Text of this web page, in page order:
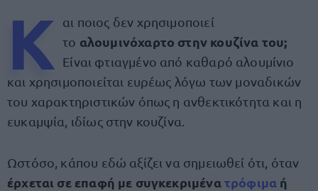
Κ
αι ποιος δεν χρησιμοποιεί
το αλουμινόχαρτο στην κουζίνα του;
Είναι φτιαγμένο από καθαρό αλουμίνιο
και χρησιμοποιείται ευρέως λόγω των μοναδικών
του χαρακτηριστικών όπως η ανθεκτικότητα και η
ευκαμψία, ιδίως στην κουζίνα.
Ωστόσο, κάπου εδώ αξίζει να σημειωθεί ότι, όταν
έρχεται σε επαφή με συγκεκριμένατρόφιμα ή